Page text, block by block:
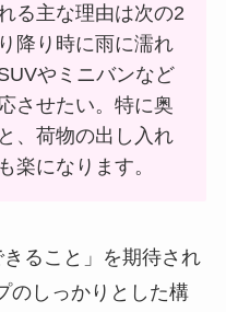
る主な理由は次の2
降り時に雨に濡れ
やミニバンなど
させたい。特に奥
、荷物の出し入れ
楽になります。
ること」を期待され
のしっかりとした構